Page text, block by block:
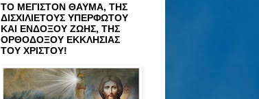
ΤΟ ΜΕΓΙΣΤΟΝ ΘΑΥΜΑ, ΤΗΣ
ΔΙΣΧΙΛΙΕΤΟΥΣ ΥΠΕΡΦΩΤΟΥ
ΚΑΙ ΕΝΔΟΞΟΥ ΖΩΗΣ, ΤΗΣ
ΟΡΘΟΔΟΞΟΥ ΕΚΚΛΗΣΙΑΣ
ΤΟΥ ΧΡΙΣΤΟΥ!